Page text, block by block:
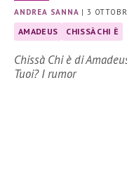
ANDREA SANNA |3
AMADEUS CHISSÀ CHI È
Chissà Chi è di
Tuoi? I rumor